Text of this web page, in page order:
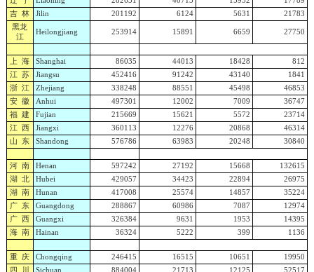
吉 林
Jilin 201192 6124 5631
21783
黑龙
江
Heilongjiang 253914 15891 6659 27750
上 海 Shanghai 86035 44013 18428
812
江 苏
Jiangsu 452416 91242 43140
1841
浙 江
Zhejiang 338248 88551 45498
46853
安 徽
Anhui 497301 12002 7009
36747
福 建
Fujian 215669 15621 5572
23714
江 西
Jiangxi 360113 12276 20868
46314
山 东
Shandong 576786 63983 20248 30840
河 南 Henan 597242 27192 15668
132615
湖 北
Hubei 429057 34423 22894
26975
湖 南
Hunan 417008 25574 14857
35224
广 东
Guangdong 288867 60986 7087
12974
广 西
Guangxi 326384 9631 1953
14395
海 南
Hainan 36324 5222 399 1136
重 庆 Chongqing 246415 16515 10651
19950
四 川
Sichuan 884004 21713 12125
52517